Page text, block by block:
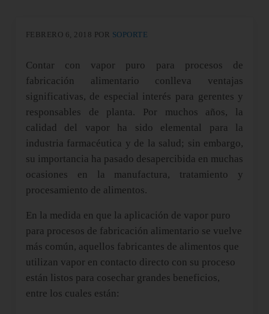
FEBRERO 6, 2018 POR SOPORTE
Contar con vapor puro para procesos de
fabricación alimentario conlleva ventajas
significativas, de especial interés para gerentes y
responsables de planta. Por muchos años, la
calidad del vapor ha sido elemental para la
industria farmacéutica y de la salud; sin embargo,
su importancia ha pasado desapercibida en muchas
ocasiones en la manufactura, tratamiento y
procesamiento de alimentos.
En la medida en que la aplicación de vapor puro
para procesos de fabricación alimentario se vuelve
más común, aquellos fabricantes de alimentos que
utilizan vapor en contacto directo con su proceso
están listos para cosechar grandes beneficios,
entre los cuales están: